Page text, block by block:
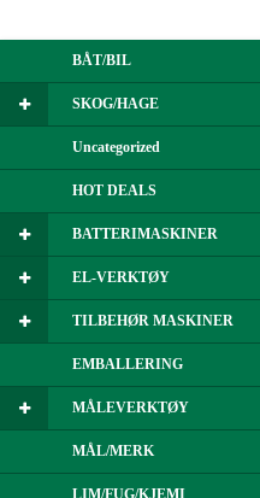
BÅT/BIL
SKOG/HAGE
Uncategorized
HOT DEALS
BATTERIMASKINER
EL-VERKTØY
TILBEHØR MASKINER
EMBALLERING
MÅLEVERKTØY
MÅL/MERK
LIM/FUG/KJEMI